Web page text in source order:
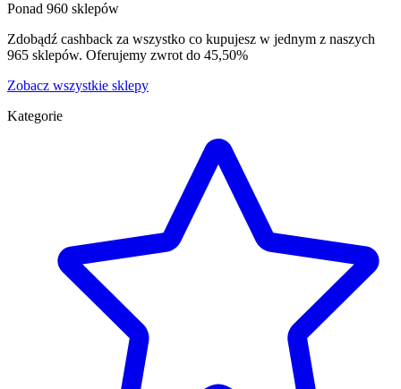
Ponad 960 sklepów
Zdobądź cashback za wszystko co kupujesz w jednym z naszych
965 sklepów. Oferujemy zwrot do 45,50%
Zobacz wszystkie sklepy
Kategorie